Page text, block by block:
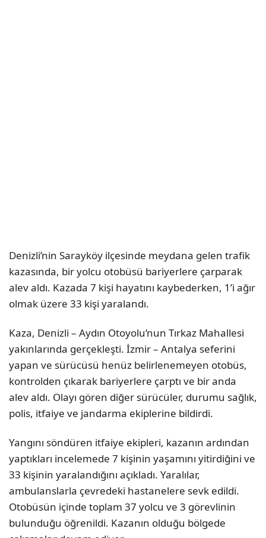
Denizli’nin Sarayköy ilçesinde meydana gelen trafik
kazasında, bir yolcu otobüsü bariyerlere çarparak
alev aldı. Kazada 7 kişi hayatını kaybederken, 1’i ağır
olmak üzere 33 kişi yaralandı.
Kaza, Denizli – Aydın Otoyolu’nun Tırkaz Mahallesi
yakınlarında gerçekleşti. İzmir – Antalya seferini
yapan ve sürücüsü henüz belirlenemeyen otobüs,
kontrolden çıkarak bariyerlere çarptı ve bir anda
alev aldı. Olayı gören diğer sürücüler, durumu sağlık,
polis, itfaiye ve jandarma ekiplerine bildirdi.
Yangını söndüren itfaiye ekipleri, kazanın ardından
yaptıkları incelemede 7 kişinin yaşamını yitirdiğini ve
33 kişinin yaralandığını açıkladı. Yaralılar,
ambulanslarla çevredeki hastanelere sevk edildi.
Otobüsün içinde toplam 37 yolcu ve 3 görevlinin
bulunduğu öğrenildi. Kazanın olduğu bölgede